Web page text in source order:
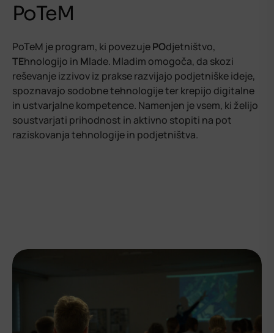
PoTeM
PoTeM je program, ki povezujePOdjetništvo,
TEhnologijo in Mlade. Mladim omogoča, da skozi
reševanje izzivov iz prakse razvijajo podjetniške ideje,
spoznavajo sodobne tehnologije ter krepijo digitalne
in ustvarjalne kompetence. Namenjen je vsem, ki želijo
soustvarjati prihodnost in aktivno stopiti na pot
raziskovanja tehnologije in podjetništva.